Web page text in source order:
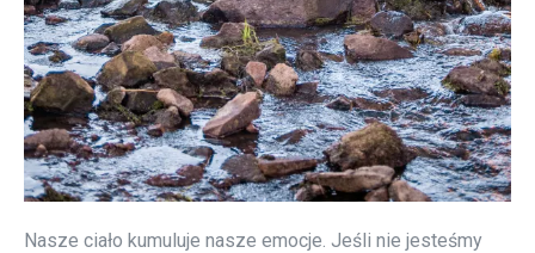
Nasze ciało kumuluje nasze emocje. Jeśli nie jesteśmy